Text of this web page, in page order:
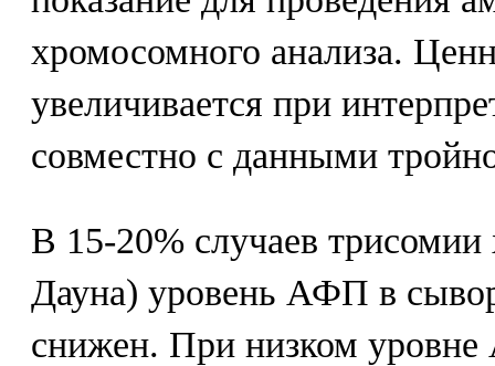
хромосомного анализа.
увеличивается при
совместно с данными
В 15-20% случаев
Дауна) уровень АФП в
снижен. При низком